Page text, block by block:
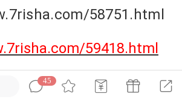
2.22w
45
58751.html
59418.html
59600.htm